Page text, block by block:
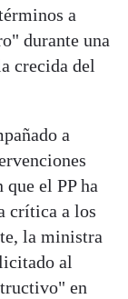
a
durante una
crecida del
a
el PP ha
crítica a los
la ministra
al
en